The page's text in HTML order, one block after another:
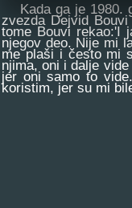
Kada ga je 1980.
zvezda Dejvid
tome Bouvi rekao:'I
njegov deo. Nije mi
me plaši i često mi
njima, oni i dalje
jer oni samo to
koristim, jer su mi